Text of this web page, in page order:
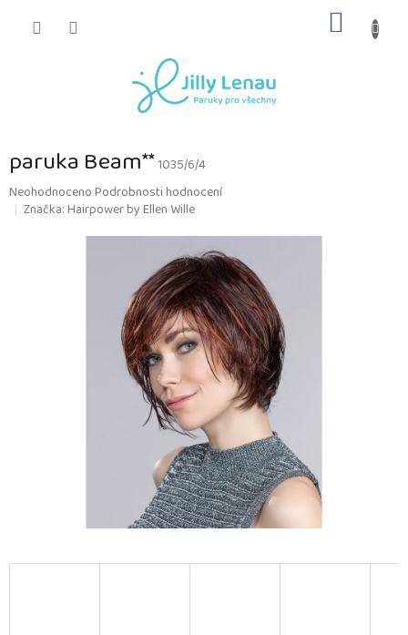
KOŠÍK
paruka Beam**1035/6/4
Průměrné
hodnocení
NeohodnocenoPodrobnosti hodnocení
Značka:Hairpower by Ellen Wille